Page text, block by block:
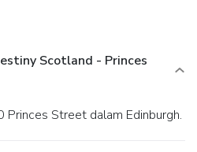
Scotland - Princes
Princes Street dalam Edinburgh.